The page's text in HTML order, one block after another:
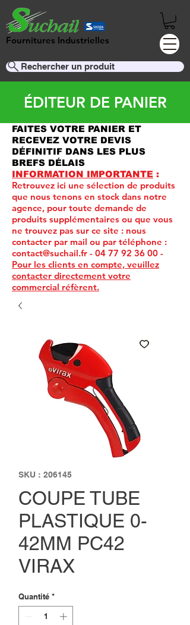
Fournitures Industrielles
Rechercher un produit
ÉDITEUR DE PANIER
FAITES VOTRE PANIER ET
RECEVEZ VOTRE DEVIS
DÉFINITIF DANS LES PLUS
BREFS DÉLAIS
INFORMATION IMPORTANTE :
Retrouvez ici une sélection de produits
que nous tenons en stock dans notre
agence, pour toute demande de
produits supplémentaires ou que vous
ne trouvez pas sur ce site : nous
contacter par mail ou par téléphone :
contact@suchail.fr - 04 77 92 36 00 -
Pour les clients en compte, veuillez
contacter directement votre
commercial réfèrent.
SKU : 206145
COUPE TUBE
PLASTIQUE 0-
42MM PC42
VIRAX
Quantité *